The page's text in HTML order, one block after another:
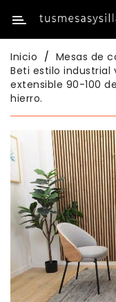
Categoría
Inicio
Mesas
De
Cocina
Sillas
De
Cocina
Mesas
Comedor
Sillas
Comedor
Inicio Mesas de
Beti estilo industrial
extensible 90-100
hierro.